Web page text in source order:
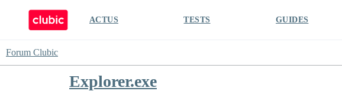
ACTUS TESTS GUIDES
Forum Clubic
Explorer.exe